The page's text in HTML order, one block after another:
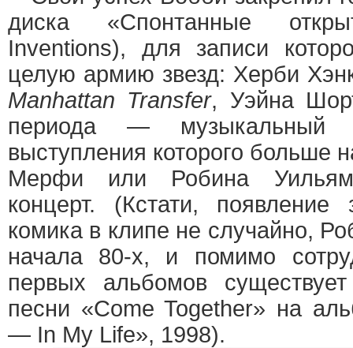
диска «Спонтанные
Inventions), для записи
целую армию звезд: Херби
Manhattan Transfer, Уэйна
периода — музыкальный
выступления которого больше
Мерфи или Робина
концерт. (Кстати, появление
комика в клипе не случайно,
начала 80-х, и помимо
первых альбомов
песни «Come Together» на
— In My Life», 1998).